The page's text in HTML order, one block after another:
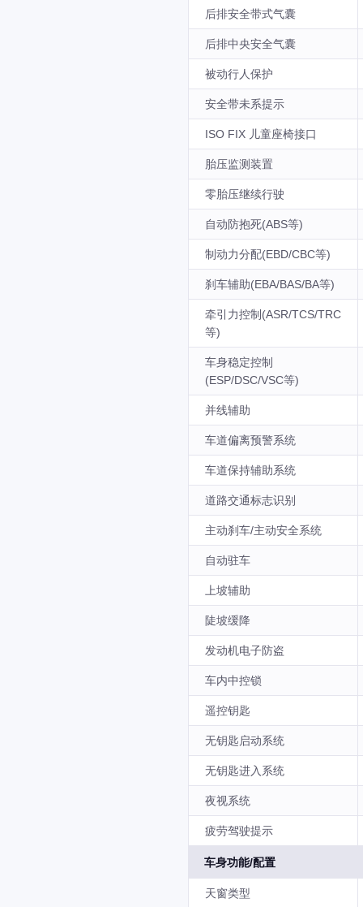
后排安全带式气囊
后排中央安全气囊
被动行人保护
安全带未系提示
ISO FIX 儿童座椅接口
胎压监测装置
零胎压继续行驶
自动防抱死(ABS等)
制动力分配(EBD/CBC等)
刹车辅助(EBA/BAS/BA等)
牵引力控制(ASR/TCS/TRC
等)
车身稳定控制
(ESP/DSC/VSC等)
并线辅助
车道偏离预警系统
车道保持辅助系统
道路交通标志识别
主动刹车/主动安全系统
自动驻车
上坡辅助
陡坡缓降
发动机电子防盗
车内中控锁
遥控钥匙
无钥匙启动系统
无钥匙进入系统
夜视系统
疲劳驾驶提示
车身功能/配置
天窗类型